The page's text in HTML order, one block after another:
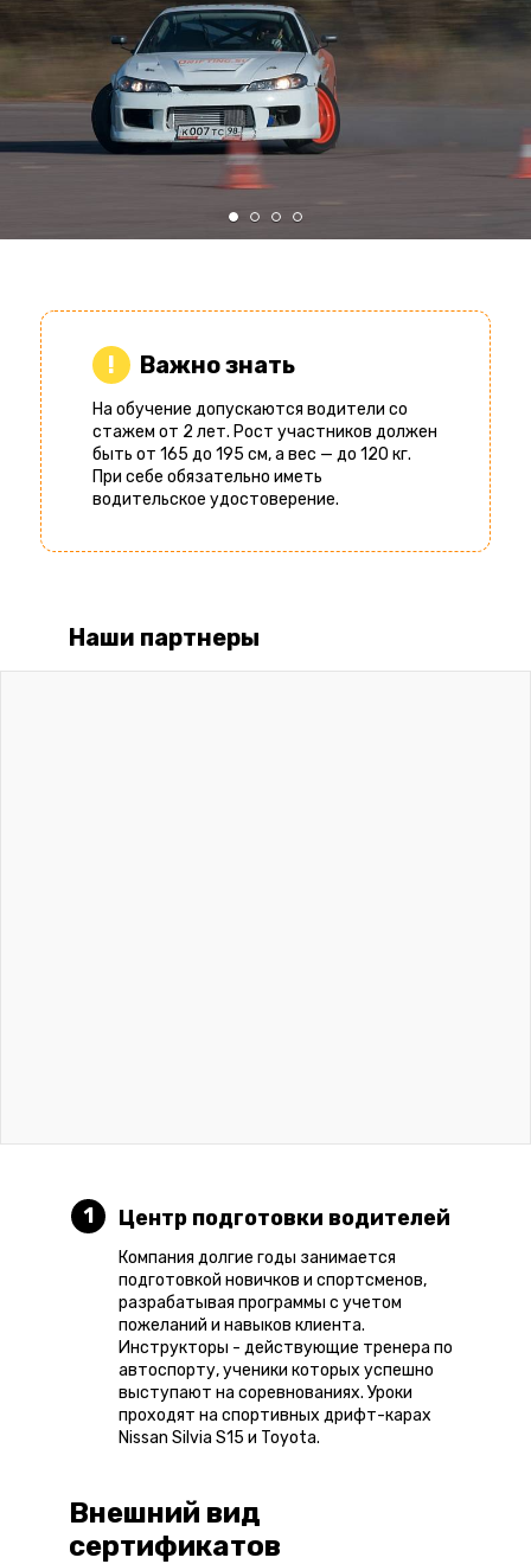
Важно знать
На обучение допускаются водители со
стажем от 2 лет. Рост участников должен
быть от 165 до 195 см, а вес — до 120 кг.
При себе обязательно иметь
водительское удостоверение.
Наши партнеры
1 Центр подготовки водителей
Компания долгие годы занимается
подготовкой новичков и спортсменов,
разрабатывая программы с учетом
пожеланий и навыков клиента.
Инструкторы - действующие тренера по
автоспорту, ученики которых успешно
выступают на соревнованиях. Уроки
проходят на спортивных дрифт-карах
Nissan Silvia S15 и Toyota.
Внешний вид
сертификатов